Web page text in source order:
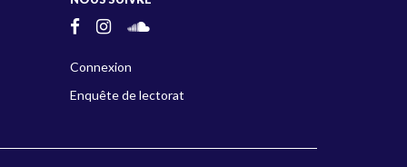
Connexion
Enquête de lectorat